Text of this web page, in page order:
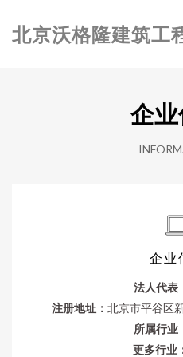
北京沃格隆建筑工
企
企业
法人代表
注册地址： 北京市平谷区
所属行业
更多行业